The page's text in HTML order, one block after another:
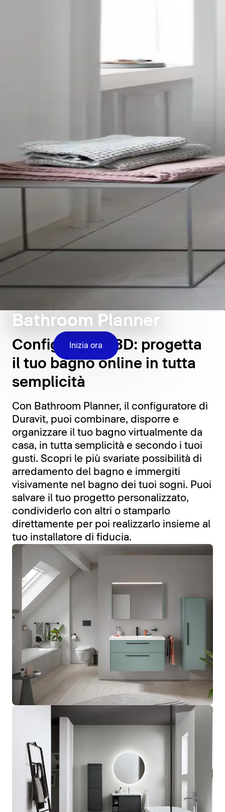
Bathroom Planner
Inizia ora
Configuratore 3D: progetta
il tuo bagno online in tutta
semplicità
Con Bathroom Planner, il configuratore di
Duravit, puoi combinare, disporre e
organizzare il tuo bagno virtualmente da
casa, in tutta semplicità e secondo i tuoi
gusti. Scopri le più svariate possibilità di
arredamento del bagno e immergiti
visivamente nel bagno dei tuoi sogni. Puoi
salvare il tuo progetto personalizzato,
condividerlo con altri o stamparlo
direttamente per poi realizzarlo insieme al
tuo installatore di fiducia.